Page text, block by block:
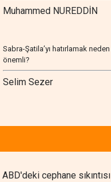
Muhammed NUREDDİN
Sabra-Şatila’yı hatırlamak neden
önemli?
Selim Sezer
ABD'deki cephane sıkıntısı